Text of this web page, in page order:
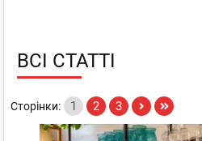
ВСІ СТАТТІ
Сторінки: 1 2 3